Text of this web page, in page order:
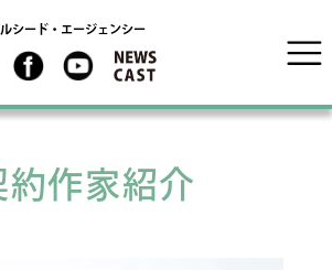
シード・エージェンシー
約作家紹介